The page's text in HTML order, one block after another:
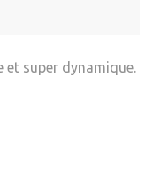
et super dynamique.